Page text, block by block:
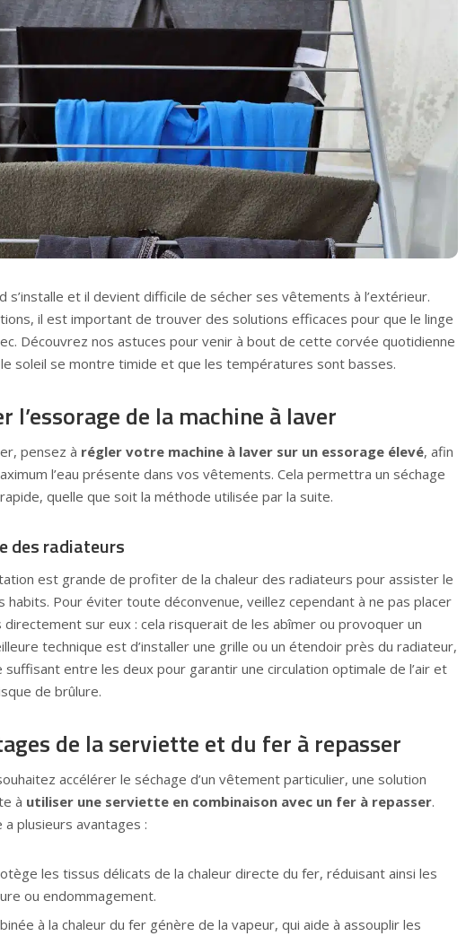
s’installe et il devient difficile de sécher ses vêtements à l’extérieur.
il est important de trouver des solutions efficaces pour que le linge
Découvrez nos astuces pour venir à bout de cette corvée quotidienne
soleil se montre timide et que les températures sont basses.
l’essorage de la machine à laver
pensez à régler votre machine à laver sur un essorage élevé, afin
l’eau présente dans vos vêtements. Cela permettra un séchage
quelle que soit la méthode utilisée par la suite.
des radiateurs
est grande de profiter de la chaleur des radiateurs pour assister le
habits. Pour éviter toute déconvenue, veillez cependant à ne pas placer
sur eux : cela risquerait de les abîmer ou provoquer un
technique est d’installer une grille ou un étendoir près du radiateur,
suffisant entre les deux pour garantir une circulation optimale de l’air et
de brûlure.
de la serviette et du fer à repasser
accélérer le séchage d’un vêtement particulier, une solution
à utiliser une serviette en combinaison avec un fer à repasser.
plusieurs avantages :
les tissus délicats de la chaleur directe du fer, réduisant ainsi les
ou endommagement.
à la chaleur du fer génère de la vapeur, qui aide à assouplir les